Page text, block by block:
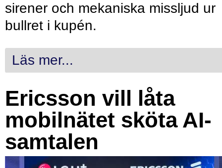
sirener och mekaniska missljud ur
bullret i kupén.
Läs mer...
Ericsson vill låta
mobilnätet sköta AI-
samtalen